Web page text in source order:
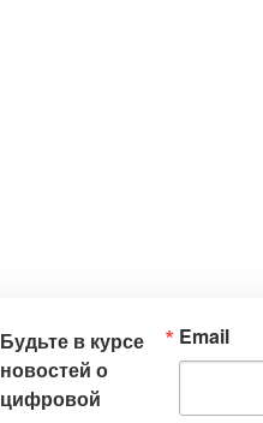
Будьте в курсе
новостей о
цифровой
Email